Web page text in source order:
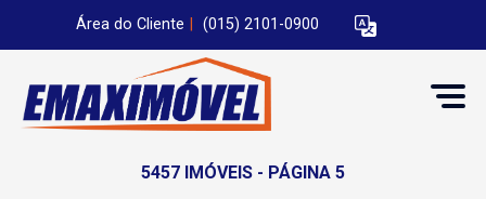
Área do Cliente (015) 2101-0900
5457 IMÓVEIS - PÁGINA 5